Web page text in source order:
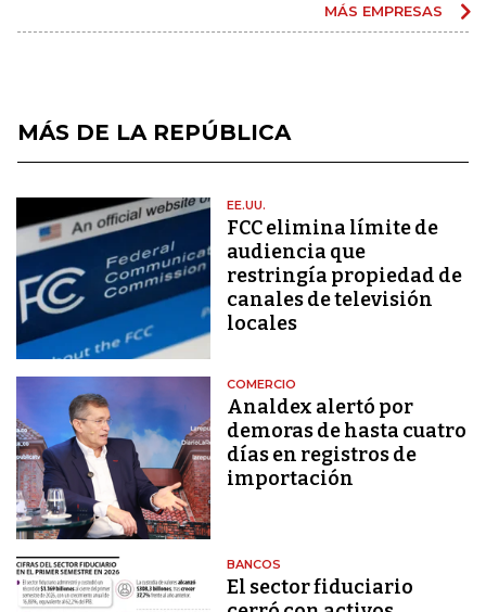
MÁS EMPRESAS
MÁS DE LA REPÚBLICA
EE.UU.
FCC elimina límite de
audiencia que
restringía propiedad de
canales de televisión
locales
COMERCIO
Analdex alertó por
demoras de hasta cuatro
días en registros de
importación
BANCOS
El sector fiduciario